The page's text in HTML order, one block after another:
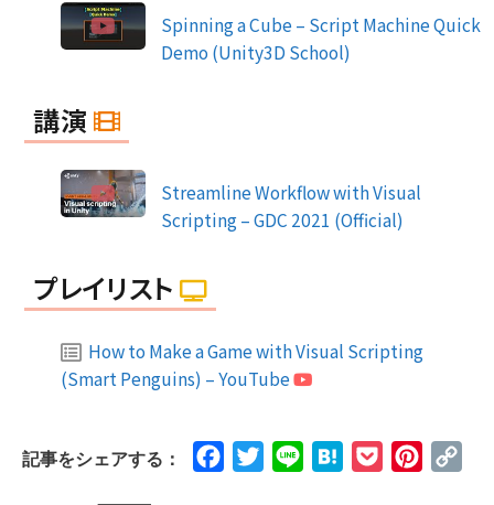
Spinning a Cube – Script Machine Quick
Demo (Unity3D School)
講演
Streamline Workflow with Visual
Scripting – GDC 2021 (Official)
プレイリスト
How to Make a Game with Visual Scripting
(Smart Penguins) – YouTube
記事をシェアする： FacebookTwitterLine HatenaPocket